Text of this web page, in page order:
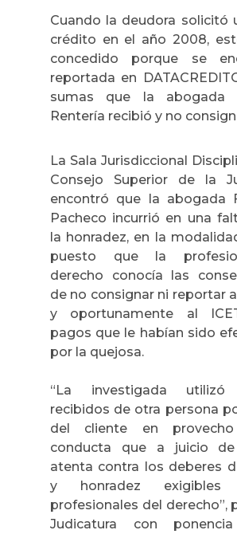
Cuando la deudora solicitó
crédito en el año 2008,
concedido porque se
reportada en
sumas que la abogada
Rentería recibió y no
La Sala Jurisdiccional
Consejo Superior de la
encontró que la abogada
Pacheco incurrió en una
la honradez, en la
puesto que la
derecho conocía las
de no consignar ni reportar
y oportunamente al
pagos que le habían sido
por la quejosa.
“La investigada utilizó
recibidos de otra persona
del cliente en
conducta que a juicio de
atenta contra los deberes
y honradez
profesionales del derecho”,
Judicatura con